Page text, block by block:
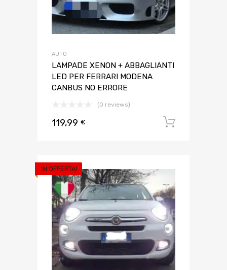
AUTO
LAMPADE XENON + ABBAGLIANTI
LED PER FERRARI MODENA
CANBUS NO ERRORE
(0 reviews)
119,99 €
IN OFFERTA!